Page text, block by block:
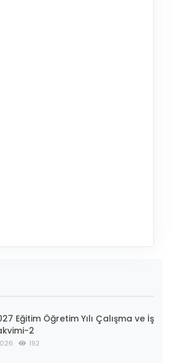
Eğitim Öğretim Yılı Çalışma ve İş
2
192